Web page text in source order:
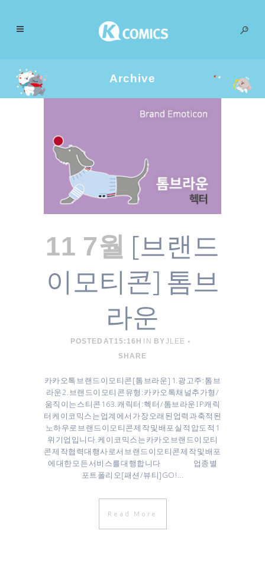
Archive
11 7월 [브랜드
이모티콘] 톰브
라운
POSTED AT 15:16H IN BYJLEE
SHARE
카카오톡 브랜드이모티콘 [ 톰브라운 ] 1. 광고주 : 톰브
라운 2. 브랜드이모티콘 유형 : 카카오톡채널추가형 /
움직이는 스티콘 16 3. 캐릭터 : 헥터 / 톰브라운 IP캐릭
터 케이코믹스는 업계에서 가장 오래된 업력과 축적된
노하우로 브랜드이모티콘 제작 및 배포 실적 압도적 1
위 기업입니다. 케이코믹스는 카카오 브랜드이모티
콘 제작협력대행사로서 브랜드이모티콘 제작 및 배포
에 대한 모든 서비스를 대행합니다 업종별
포트폴리오[패션/뷰티]GO! ...
Read More